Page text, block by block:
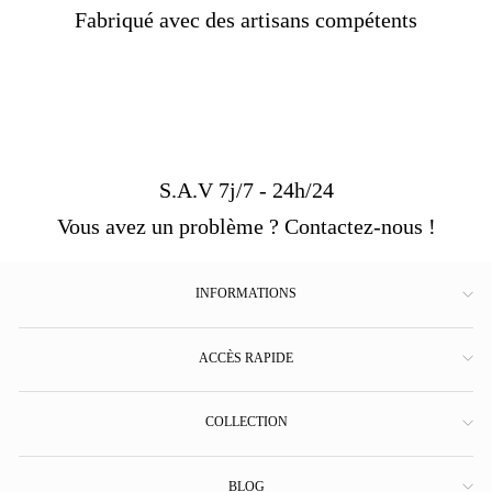
Fabriqué avec des artisans compétents
S.A.V 7j/7 - 24h/24
Vous avez un problème ? Contactez-nous !
INFORMATIONS
ACCÈS RAPIDE
COLLECTION
BLOG